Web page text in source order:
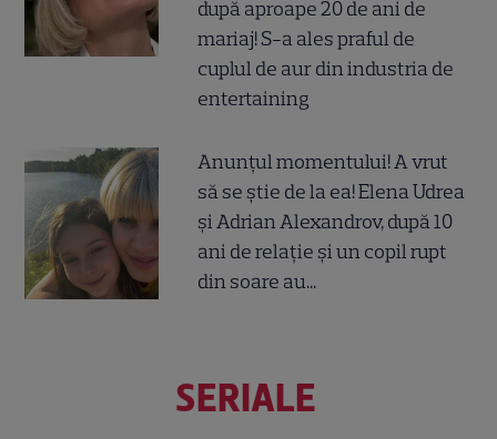
după aproape 20 de ani de
mariaj! S-a ales praful de
cuplul de aur din industria de
entertaining
Anunțul momentului! A vrut
să se știe de la ea! Elena Udrea
și Adrian Alexandrov, după 10
ani de relație și un copil rupt
din soare au...
SERIALE